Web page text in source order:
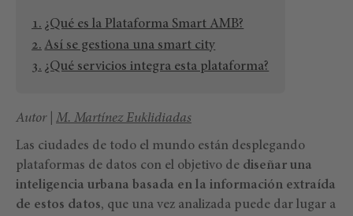
¿Qué es la Plataforma Smart AMB?
Así se gestiona una smart city
¿Qué servicios integra esta plataforma?
Autor | M. Martínez Euklidiadas
Las ciudades de todo el mundo están desplegando
plataformas de datos con el objetivo de diseñar una
inteligencia urbana basada en la información extraída
de estos datos, que una vez analizada puede dar lugar a